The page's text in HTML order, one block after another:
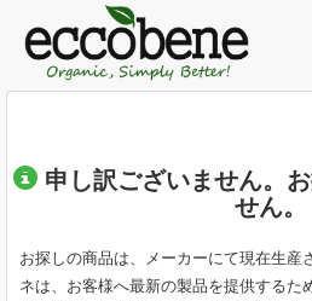
申し訳ございません。
せん。
お探しの商品は、メーカーにて現在生産
ネは、お客様へ最新の製品を提供するた